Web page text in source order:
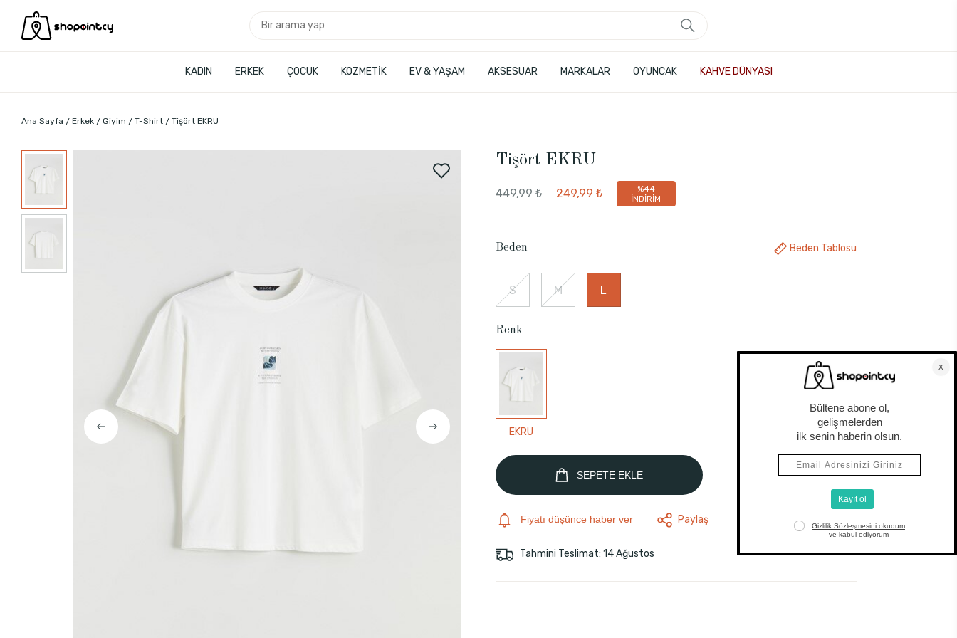
KADIN ERKEK ÇOCUK KOZMETİK EV & YAŞAM AKSESUAR MARKALAR OYUNCAK KAHVE DÜNYASI
Ana Sayfa Erkek Giyim T-Shirt Tişört EKRU
Tişört EKRU
449,99 ₺ 249,99 ₺
%44
İNDİRİM
Beden Beden Tablosu
S M L
Renk
EKRU
SEPETE EKLE
Fiyatı düşünce haber ver Paylaş
Tahmini Teslimat: 14 Ağustos